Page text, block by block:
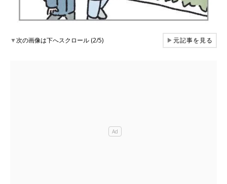
▼次の画像は下へスクロール (2/5) ▶元記事を見る